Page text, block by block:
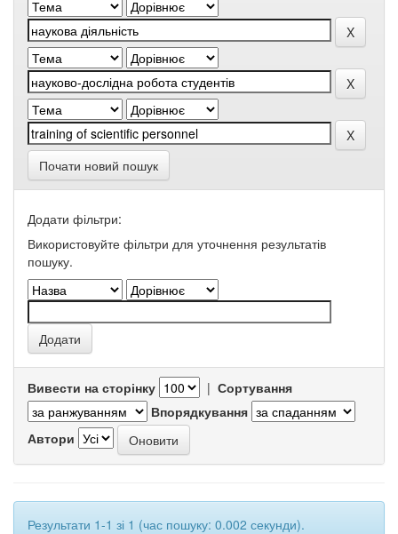
Почати новий пошук
Додати фільтри:
Використовуйте фільтри для уточнення результатів
пошуку.
Вивести на сторінку | Сортування
Впорядкування
Автори
Результати 1-1 зі 1 (час пошуку: 0.002 секунди).